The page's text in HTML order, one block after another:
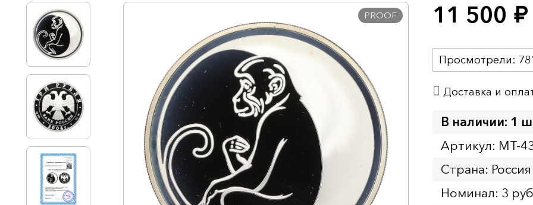
PROOF 11 500 руб.
Просмотрели:
Доставка и
В наличии: 1
Артикул: MT-
Страна: Россия
Номинал: 3